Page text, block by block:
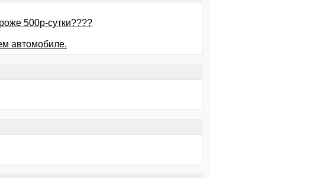
500р-сутки????
автомобиле.